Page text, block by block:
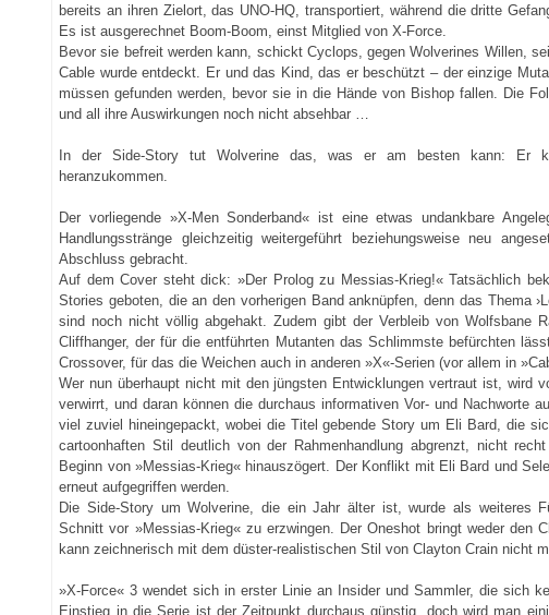
bereits an ihren Zielort, das UNO-HQ, transportiert, während die dritte
Es ist ausgerechnet Boom-Boom, einst Mitglied von X-Force.
Bevor sie befreit werden kann, schickt Cyclops, gegen Wolverines Willen,
Cable wurde entdeckt. Er und das Kind, das er beschützt – der einzige
müssen gefunden werden, bevor sie in die Hände von Bishop fallen. Die
und all ihre Auswirkungen noch nicht absehbar …
In der Side-Story tut Wolverine das, was er am besten kann: Er
heranzukommen.
Der vorliegende »X-Men Sonderband« ist eine etwas undankbare
Handlungsstränge gleichzeitig weitergeführt beziehungsweise neu
Abschluss gebracht.
Auf dem Cover steht dick: »Der Prolog zu Messias-Krieg!« Tatsächlich
Stories geboten, die an den vorherigen Band anknüpfen, denn das Thema
sind noch nicht völlig abgehakt. Zudem gibt der Verbleib von Wolfsbane
Cliffhanger, der für die entführten Mutanten das Schlimmste befürchten
Crossover, für das die Weichen auch in anderen »X«-Serien (vor allem in
Wer nun überhaupt nicht mit den jüngsten Entwicklungen vertraut ist, wird
verwirrt, und daran können die durchaus informativen Vor- und Nachworte
viel zuviel hineingepackt, wobei die Titel gebende Story um Eli Bard, die
cartoonhaften Stil deutlich von der Rahmenhandlung abgrenzt, nicht
Beginn von »Messias-Krieg« hinauszögert. Der Konflikt mit Eli Bard und
erneut aufgegriffen werden.
Die Side-Story um Wolverine, die ein Jahr älter ist, wurde als weiteres
Schnitt vor »Messias-Krieg« zu erzwingen. Der Oneshot bringt weder den
kann zeichnerisch mit dem düster-realistischen Stil von Clayton Crain nicht
»X-Force« 3 wendet sich in erster Linie an Insider und Sammler, die sich
Einstieg in die Serie ist der Zeitpunkt durchaus günstig, doch wird man